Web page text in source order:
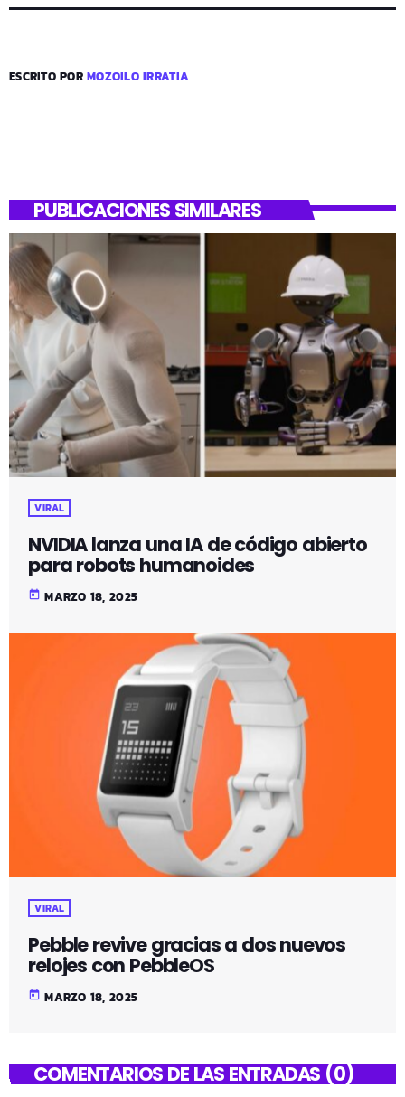
ESCRITO PORMOZOILO IRRATIA
PUBLICACIONES SIMILARES
VIRAL
NVIDIA lanza una IA de código abierto
para robots humanoides
today MARZO 18, 2025
VIRAL
Pebble revive gracias a dos nuevos
relojes con PebbleOS
today MARZO 18, 2025
COMENTARIOS DE LAS ENTRADAS (0)